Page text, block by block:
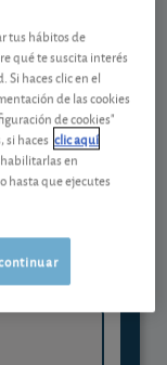
trabaje
tus hábitos de
qué te suscita interés
haces clic en el
de las cookies
de cookies"
si haces clic aquí
en
hasta que ejecutes